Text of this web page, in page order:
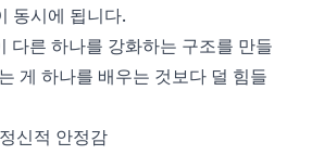
동시에 됩니다.
다른 하나를 강화하는 구조를 만들
게 하나를 배우는 것보다 덜 힘들
신적 안정감